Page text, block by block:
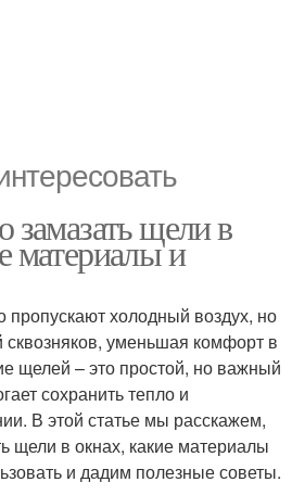
замазать щели в
материалы и
пропускают холодный воздух, но
сквозняков, уменьшая комфорт в
щелей – это простой, но важный
сохранить тепло и
В этой статье мы расскажем,
щели в окнах, какие материалы
и дадим полезные советы.